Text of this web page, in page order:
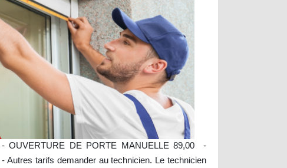
OUVERTURE DE PORTE MANUELLE 89,00  -
Autres tarifs demander au technicien. Le technicien